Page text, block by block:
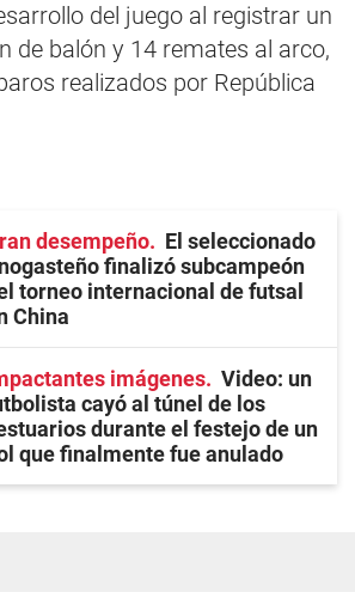
del juego al registrar un
de balón y 14 remates al arco,
realizados por República
desempeño
El seleccionado
finalizó subcampeón
torneo internacional de futsal
China
imágenes
Video: un
cayó al túnel de los
durante el festejo de un
que finalmente fue anulado